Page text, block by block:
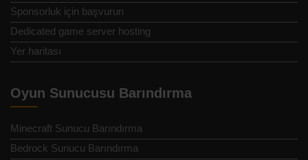
Sponsorluk için başvurun
Dedicated game server hosting
Yer haritası
Oyun Sunucusu Barındırma
Minecraft Sunucu Barındırma
Bedrock Sunucu Barındırma